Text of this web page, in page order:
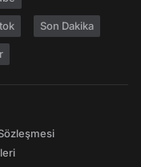
Son Dakika